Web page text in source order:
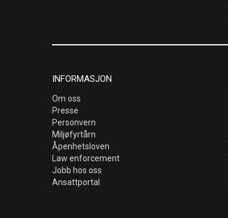
INFORMASJON
Om oss
Presse
Personvern
Miljøfyrtårn
Åpenhetsloven
Law enforcement
Jobb hos oss
Ansattportal